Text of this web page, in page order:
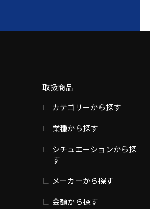
取扱商品
カテゴリーから探す
業種から探す
シチュエーションから探
す
メーカーから探す
金額から探す